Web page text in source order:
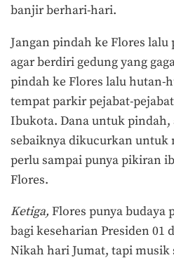
banjir berhari-hari.
Jangan pindah ke Flores
agar berdiri gedung yang
pindah ke Flores lalu hutan-
tempat parkir pejabat-
Ibukota. Dana untuk pindah,
sebaiknya dikucurkan untuk
perlu sampai punya pikiran
Flores.
Ketiga, Flores punya budaya
bagi keseharian Presiden 01
Nikah hari Jumat, tapi musik